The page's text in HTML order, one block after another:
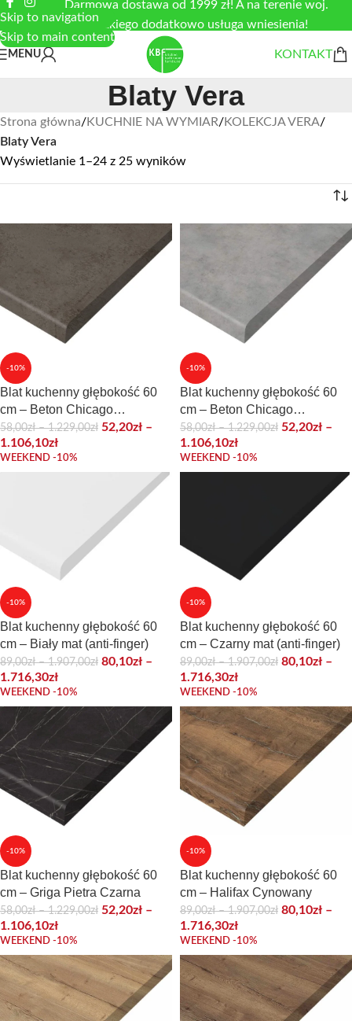
Skip to navigation
Skip to main content
Darmowa dostawa od 1999 zł! A na terenie woj.
łódzkiego dodatkowo usługa wniesienia!
MENU KONTAKT
Blaty Vera
Strona główna/KUCHNIE NA WYMIAR/KOLEKCJA VERA/
Blaty Vera
Wyświetlanie 1–24 z 25 wyników
-10%
Blat kuchenny głębokość 60
cm – Beton Chicago
Ciemnoszary
58,00zł – 1.229,00zł 52,20zł –
1.106,10zł
WEEKEND -10%
-10%
Blat kuchenny głębokość 60
cm – Beton Chicago
Jasnoszary
58,00zł – 1.229,00zł 52,20zł –
1.106,10zł
WEEKEND -10%
-10%
Blat kuchenny głębokość 60
cm – Biały mat (anti-finger)
89,00zł – 1.907,00zł 80,10zł –
1.716,30zł
WEEKEND -10%
-10%
Blat kuchenny głębokość 60
cm – Czarny mat (anti-finger)
89,00zł – 1.907,00zł 80,10zł –
1.716,30zł
WEEKEND -10%
-10%
Blat kuchenny głębokość 60
cm – Griga Pietra Czarna
58,00zł – 1.229,00zł 52,20zł –
1.106,10zł
WEEKEND -10%
-10%
Blat kuchenny głębokość 60
cm – Halifax Cynowany
89,00zł – 1.907,00zł 80,10zł –
1.716,30zł
WEEKEND -10%